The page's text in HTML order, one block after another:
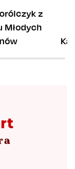
z
Młodych